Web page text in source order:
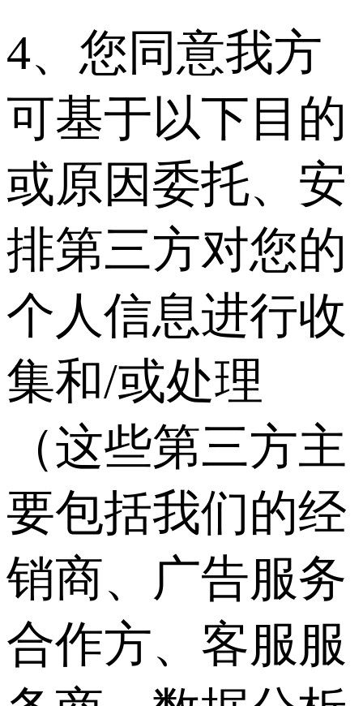
4、您同意我方
可基于以下目的
或原因委托、安
排第三方对您的
个人信息进行收
集和/或处理
（这些第三方主
要包括我们的经
销商、广告服务
合作方、客服服